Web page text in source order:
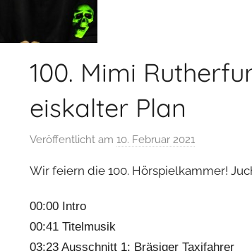
100. Mimi
eiskalter Plan
Veröffentlicht am 10. Februar 2021
n
Wir feiern die 100. Hörspielkammer!
00:00 Intro
00:41 Titelmusik
03:23 Ausschnitt 1: Bräsiger Taxifahrer